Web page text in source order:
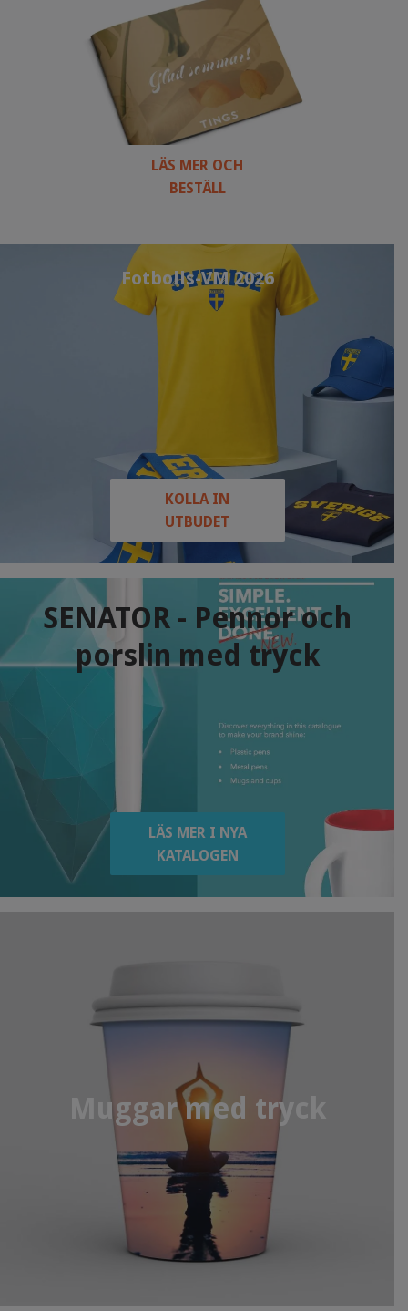
LÄS MER OCH
BESTÄLL
Fotbolls-VM 2026
KOLLA IN
UTBUDET
SENATOR - Pennor och
porslin med tryck
LÄS MER I NYA
KATALOGEN
Muggar med tryck